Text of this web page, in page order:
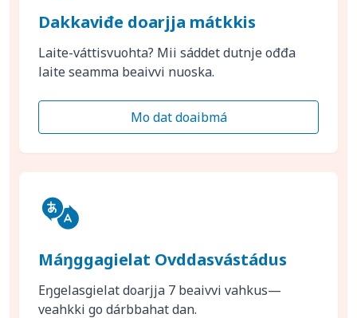
Dakkaviđe doarjja mátkkis
Laite-váttisvuohta? Mii sáddet dutnje ođđa
laite seamma beaivvi nuoska.
Mo dat doaibmá
Máŋggagielat Ovddasvástádus
Eŋgelasgielat doarjja 7 beaivvi vahkus—
veahkki go dárbbahat dan.